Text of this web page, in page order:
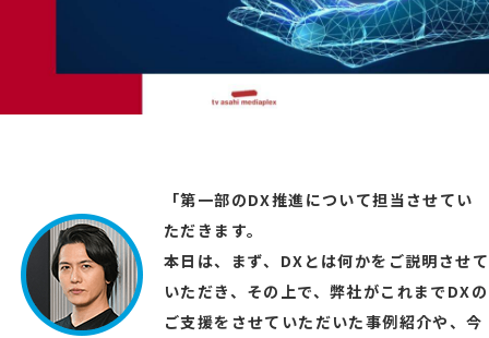
「第一部のDX推進について担当させてい
ただきます。
本日は、まず、DXとは何かをご説明させて
いただき、その上で、弊社がこれまでDXの
ご支援をさせていただいた事例紹介や、今